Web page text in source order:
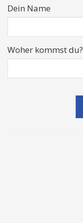
Dein Name
Woher kommst du?